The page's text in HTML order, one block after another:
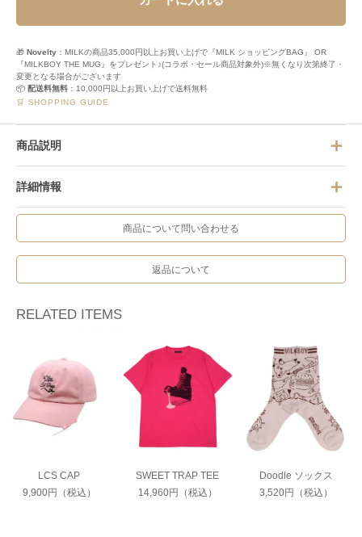
🎁 Novelty ：MILKの商品35,000円以上お買い上げで『MILK ショッピングBAG』 OR
『MILKBOY THE MUG』をプレゼント♪(コラボ・セール商品対象外)※無くなり次第終了・
変更となる場合がございます
📦 配送料無料 ：10,000円以上お買い上げで送料無料
🛒 SHOPPING GUIDE
商品説明
詳細情報
商品について問い合わせる
返品について
RELATED ITEMS
LCS CAP
9,900円（税込）
SWEET TRAP TEE
14,960円（税込）
Doodle ソックス
3,520円（税込）